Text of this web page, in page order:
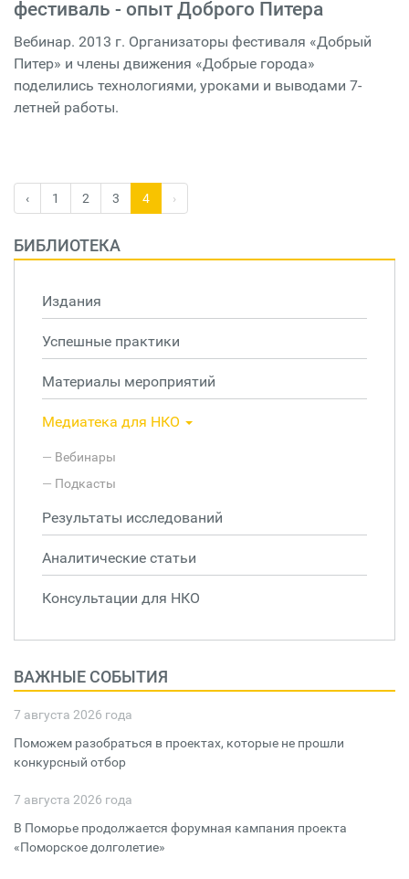
фестиваль - опыт Доброго Питера
Вебинар. 2013 г. Организаторы фестиваля «Добрый
Питер» и члены движения «Добрые города»
поделились технологиями, уроками и выводами 7-
летней работы.
‹ 1 2 3 4 ›
БИБЛИОТЕКА
Издания
Успешные практики
Материалы мероприятий
Медиатека для НКО
Вебинары
Подкасты
Результаты исследований
Аналитические статьи
Консультации для НКО
ВАЖНЫЕ СОБЫТИЯ
7 августа 2026 года
Поможем разобраться в проектах, которые не прошли
конкурсный отбор
7 августа 2026 года
В Поморье продолжается форумная кампания проекта
«Поморское долголетие»